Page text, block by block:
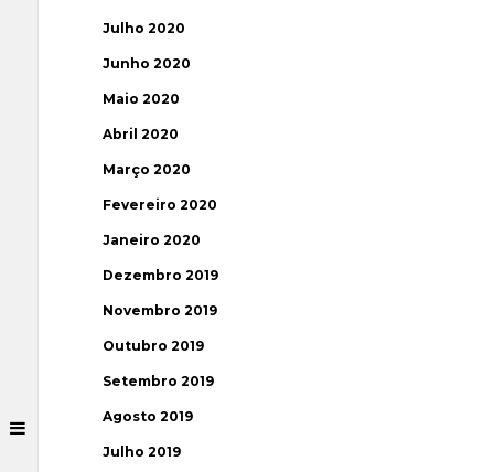
Julho 2020
Junho 2020
Maio 2020
Abril 2020
Março 2020
Fevereiro 2020
Janeiro 2020
Dezembro 2019
Novembro 2019
Outubro 2019
Setembro 2019
Agosto 2019
Julho 2019